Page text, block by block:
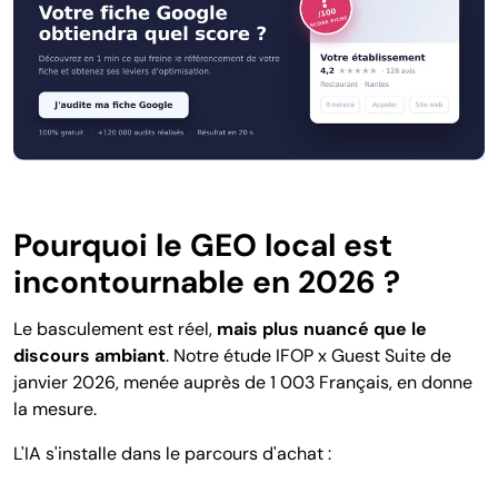
Pourquoi le GEO local est
incontournable en 2026 ?
Le basculement est réel, mais plus nuancé que le
discours ambiant. Notre étude IFOP x Guest Suite de
janvier 2026, menée auprès de 1 003 Français, en donne
la mesure.
L'IA s'installe dans le parcours d'achat :